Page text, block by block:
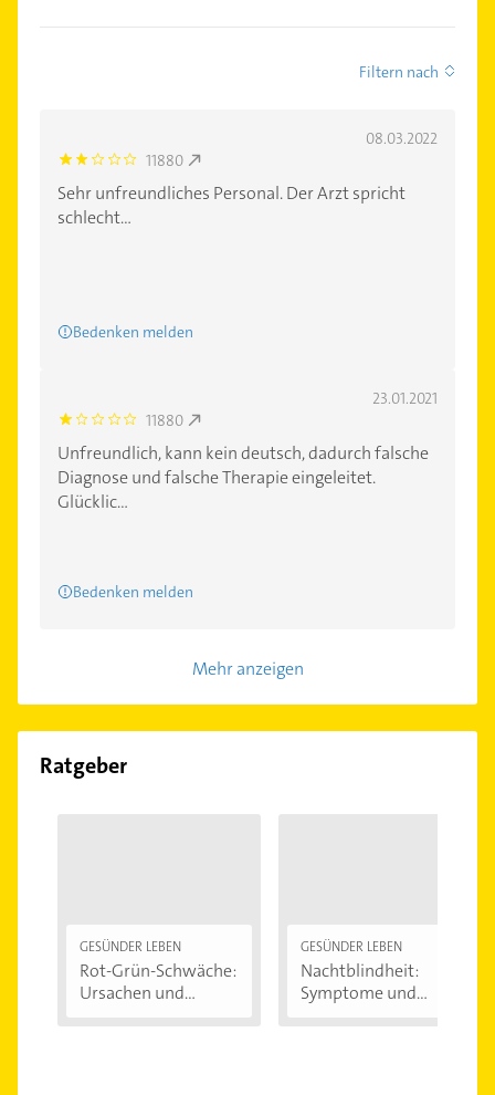
Filtern nach
08.03.2022
2.0 11880
Sehr unfreundliches Personal. Der Arzt spricht
schlecht...
Bedenken melden
23.01.2021
1.0 11880
Unfreundlich, kann kein deutsch, dadurch falsche
Diagnose und falsche Therapie eingeleitet.
Glücklic...
Bedenken melden
Mehr anzeigen
Ratgeber
GESÜNDER LEBEN
Rot-Grün-Schwäche:
Ursachen und...
GESÜNDER LEBEN
Nachtblindheit:
Symptome und